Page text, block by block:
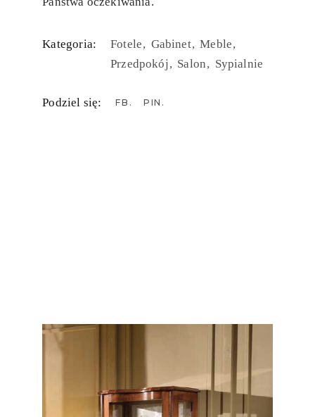
Kategoria: Fotele Gabinet Meble
Przedpokój Salon Sypialnie
Podziel się: FB PIN